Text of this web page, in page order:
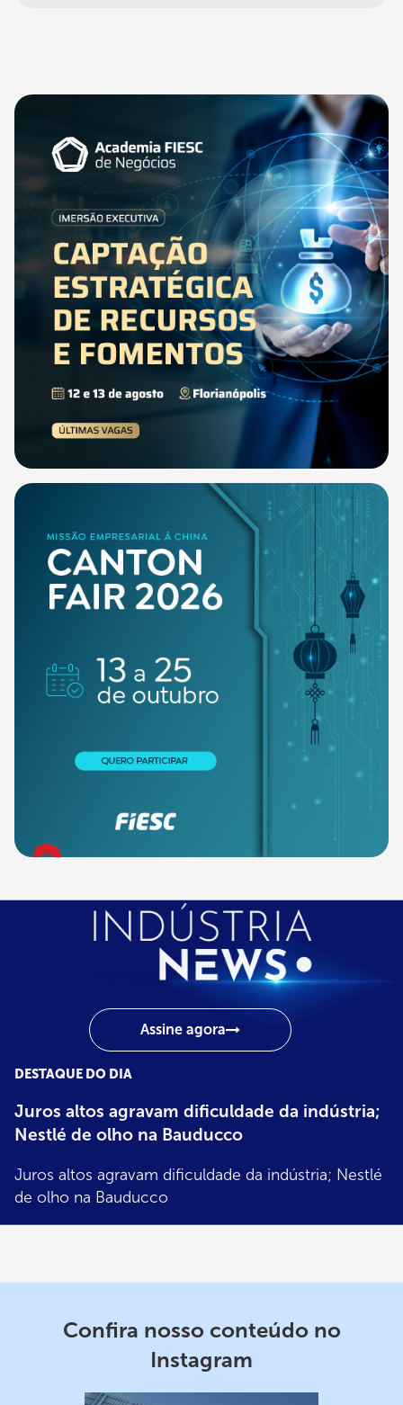
News
Assine agora
DESTAQUE DO DIA
Juros altos agravam dificuldade da indústria;
Nestlé de olho na Bauducco
Juros altos agravam dificuldade da indústria; Nestlé
de olho na Bauducco
Confira nosso conteúdo no
Instagram